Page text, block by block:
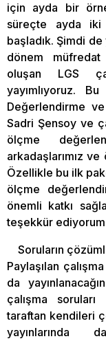
için ayda bir
süreçte ayda iki
başladık. Şimdi
dönem müfredat
oluşan LGS
yayımlıyoruz.
Değerlendirme
Sadri Şensoy ve
ölçme
arkadaşlarımız
Özellikle bu ilk
ölçme
önemli katkı
teşekkür
Soruların
Paylaşılan
da
çalışma
taraftan kendileri
yayınlarında